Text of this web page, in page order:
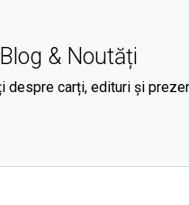
Blog & Noutăți
despre carți, edituri și